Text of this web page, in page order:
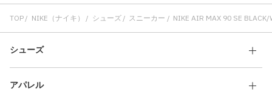
TOP NIKE（ナイキ） シューズ スニーカー NIKE AIR MAX 90 SE
シューズ
アパレル